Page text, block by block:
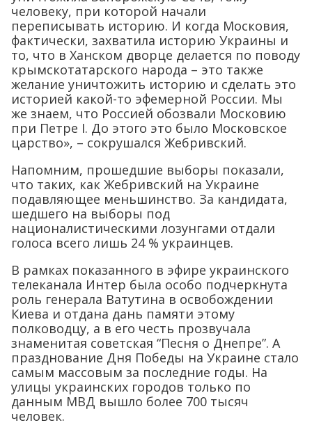
человеку, при которой начали
переписывать историю. И когда Московия,
фактически, захватила историю Украины и
то, что в Ханском дворце делается по поводу
крымскотатарского народа – это также
желание уничтожить историю и сделать это
историей какой-то эфемерной России. Мы
же знаем, что Россией обозвали Московию
при Петре I. До этого это было Московское
царство», – сокрушался Жебривский.
Напомним, прошедшие выборы показали,
что таких, как Жебривский на Украине
подавляющее меньшинство. За кандидата,
шедшего на выборы под
националистическими лозунгами отдали
голоса всего лишь 24 % украинцев.
В рамках показанного в эфире украинского
телеканала Интер была особо подчеркнута
роль генерала Ватутина в освобождении
Киева и отдана дань памяти этому
полководцу, а в его честь прозвучала
знаменитая советская “Песня о Днепре”. А
празднование Дня Победы на Украине стало
самым массовым за последние годы. На
улицы украинских городов только по
данным МВД вышло более 700 тысяч
человек.